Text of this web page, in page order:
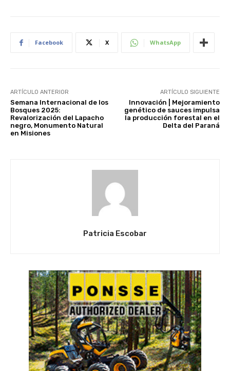
Facebook X WhatsApp
ARTÍCULO ANTERIOR
Semana Internacional de los
Bosques 2025:
Revalorización del Lapacho
negro, Monumento Natural
en Misiones
ARTÍCULO SIGUIENTE
Innovación | Mejoramiento
genético de sauces impulsa
la producción forestal en el
Delta del Paraná
Patricia Escobar